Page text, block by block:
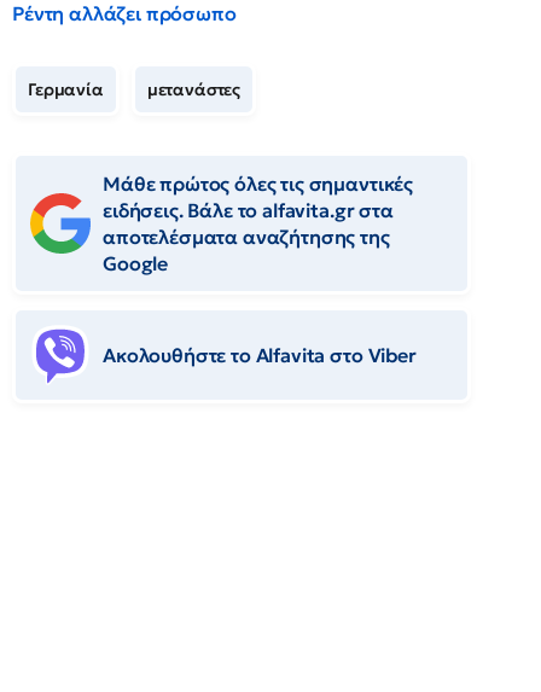
Ρέντη αλλάζει πρόσωπο
Γερμανία μετανάστες
Μάθε πρώτος όλες τις σημαντικές
ειδήσεις. Βάλε το alfavita.gr στα
αποτελέσματα αναζήτησης της
Google
Ακολουθήστε το Αlfavita στο Viber